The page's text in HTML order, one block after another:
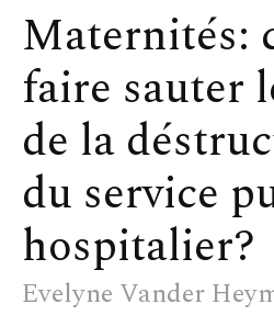
Maternités:
faire sauter
de la
du service
hospitalier?
Evelyne Vander